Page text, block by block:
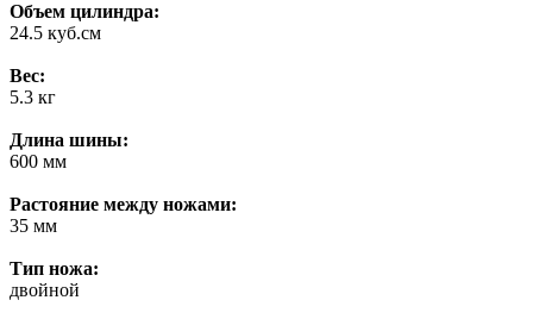
Объем цилиндра:
24.5 куб.см
Вес:
5.3 кг
Длина шины:
600 мм
Растояние между ножами:
35 мм
Тип ножа:
двойной